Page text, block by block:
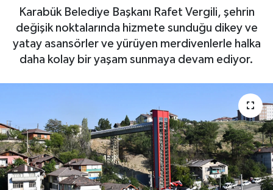
Karabük Belediye Başkanı Rafet Vergili, şehrin
değişik noktalarında hizmete sunduğu dikey ve
yatay asansörler ve yürüyen merdivenlerle halka
daha kolay bir yaşam sunmaya devam ediyor.
SPOR
EĞİTİM
İLÇELER
RESMİ İLANLAR
Tüm Manşetler
Son Dakika Haberleri